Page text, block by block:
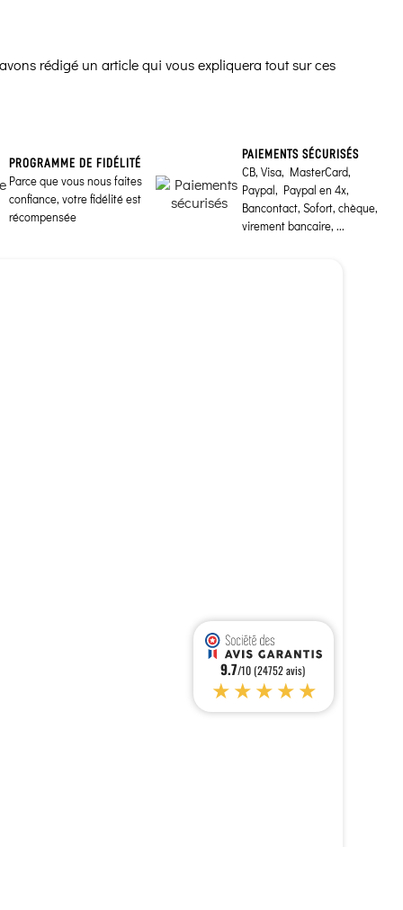
Personnalisez vos préférences pour
rédigé un article qui vous expliquera tout sur ces
PROGRAMME DE FIDÉLITÉ
Parce que vous nous faites
confiance, votre fidélité est
récompensée
PAIEMENTS SÉCURISÉS
CB, Visa, MasterCard,
Paypal, Paypal en 4x,
Bancontact, Sofort, chèque,
virement bancaire, ...
9.7/10 (24752 avis)
★★★★★